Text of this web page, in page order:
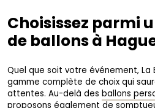
Choisissez parmi
de ballons à
Quel que soit votre événement, La
gamme complète de choix qui
attentes. Au-delà des ballons
proposons également de